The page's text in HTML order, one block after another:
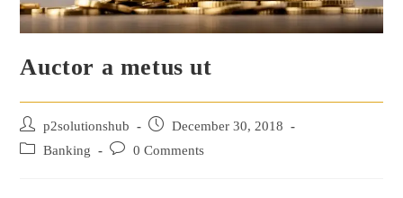
Auctor a metus ut
Post
author:
p2solutionshub
Post
published:
December 30, 2018
Post
Banking
Post
0 Comments